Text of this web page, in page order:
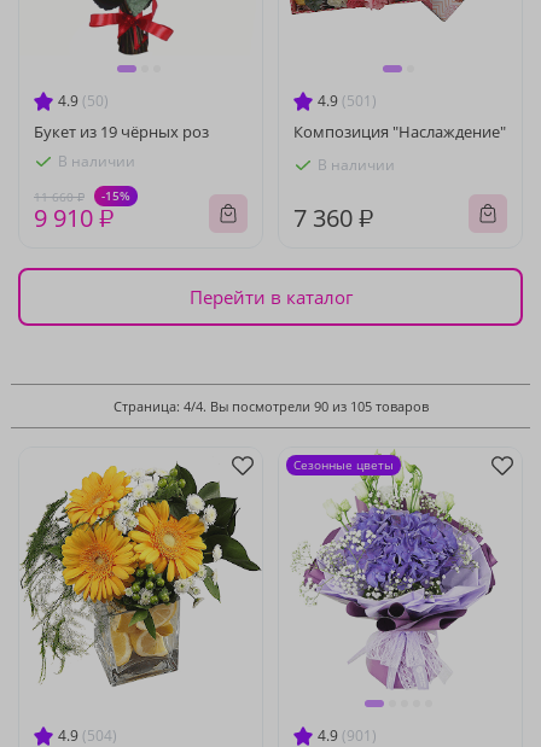
4.9 (50)
Букет из 19 чёрных роз
В наличии
11 660 ₽ -15%
9 910 ₽
4.9 (501)
Композиция "Наслаждение"
В наличии
7 360 ₽
Перейти в каталог
Страница: 4/4. Вы посмотрели 90 из 105 товаров
4.9 (504) 4.9 (901)
Сезонные цветы